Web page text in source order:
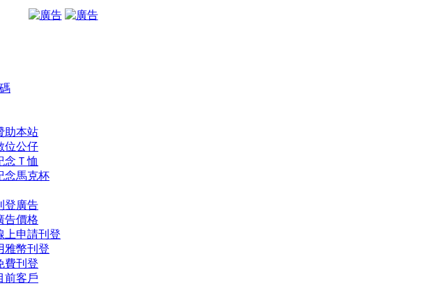
助本站
位公仔
念Ｔ恤
念馬克杯
登廣告
告價格
上申請刊登
雅幣刊登
費刊登
前客戶